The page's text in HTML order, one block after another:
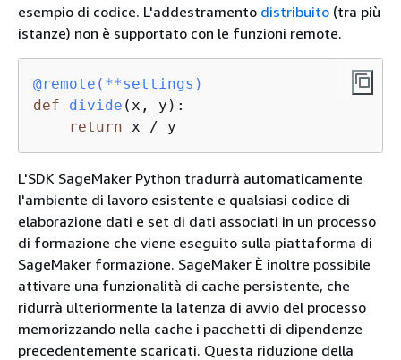
esempio di codice. L'addestramento distribuito (tra più
istanze) non è supportato con le funzioni remote.
@remote( **settings )
def
divide (x, y ):
return x / y
L'SDK SageMaker Python tradurrà automaticamente
l'ambiente di lavoro esistente e qualsiasi codice di
elaborazione dati e set di dati associati in un processo
di formazione che viene eseguito sulla piattaforma di
SageMaker formazione. SageMaker È inoltre possibile
attivare una funzionalità di cache persistente, che
ridurrà ulteriormente la latenza di avvio del processo
memorizzando nella cache i pacchetti di dipendenze
precedentemente scaricati. Questa riduzione della